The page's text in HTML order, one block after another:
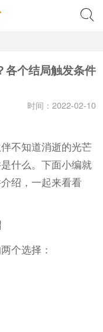
各个结局触发条件
时间：2022-02-10
不知道消逝的光芒
什么。下面小编就
绍，一起来看看
个选择：